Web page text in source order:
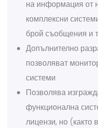
на информация от
комплексни
брой съобщения и
Допълнително
позволяват
системи
Позволява
функционална
лицензи, но (както